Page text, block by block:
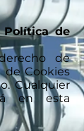
Política de
de
de Cookies
Cualquier
en esta